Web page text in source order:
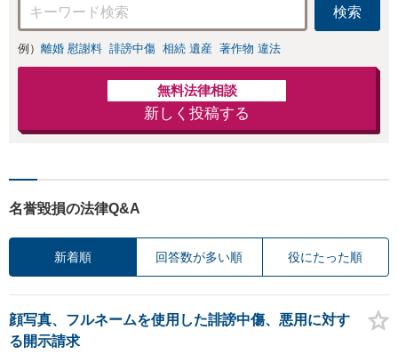
検索
例） 離婚 慰謝料 誹謗中傷 相続 遺産 著作物 違法
無料法律相談
新しく投稿する
名誉毀損の法律Q&A
新着順 回答数が多い順 役にたった順
顔写真、フルネームを使用した誹謗中傷、悪用に対す
る開示請求